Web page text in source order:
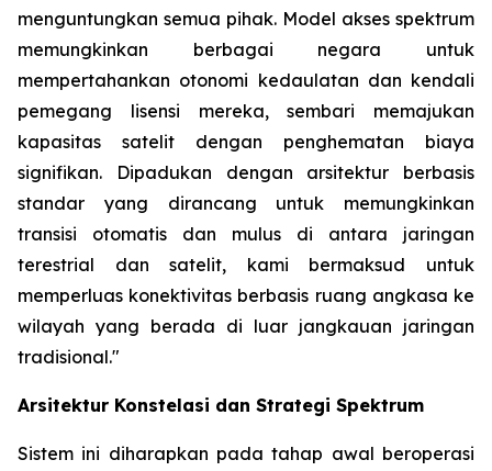
menguntungkan semua pihak. Model akses spektrum
memungkinkan berbagai negara untuk
mempertahankan otonomi kedaulatan dan kendali
pemegang lisensi mereka, sembari memajukan
kapasitas satelit dengan penghematan biaya
signifikan. Dipadukan dengan arsitektur berbasis
standar yang dirancang untuk memungkinkan
transisi otomatis dan mulus di antara jaringan
terestrial dan satelit, kami bermaksud untuk
memperluas konektivitas berbasis ruang angkasa ke
wilayah yang berada di luar jangkauan jaringan
tradisional."
Arsitektur Konstelasi dan Strategi Spektrum
Sistem ini diharapkan pada tahap awal beroperasi